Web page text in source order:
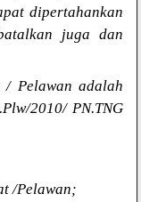
dipertahankan
juga dan
/ Pelawan adalah
2010/ PN.TNG
/Pelawan;